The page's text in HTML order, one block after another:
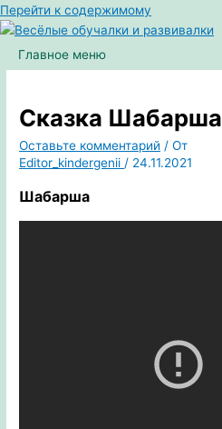
Перейти к содержимому
Главное меню
Сказка Шабарша
Оставьте комментарий / От
Editor_kindergenii / 24.11.2021
Шабарша